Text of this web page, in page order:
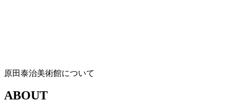
原田泰治美術館について
ABOUT